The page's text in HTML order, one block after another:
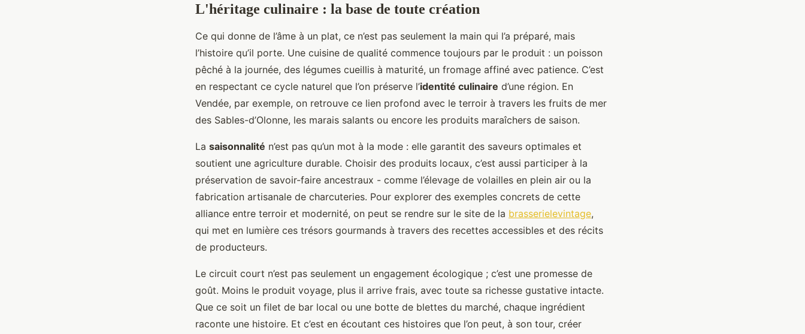
L'héritage culinaire : la base de toute création
Ce qui donne de l’âme à un plat, ce n’est pas seulement la main qui l’a préparé, mais
l’histoire qu’il porte. Une cuisine de qualité commence toujours par le produit : un poisson
pêché à la journée, des légumes cueillis à maturité, un fromage affiné avec patience. C’est
en respectant ce cycle naturel que l’on préserve l’identité culinaire d’une région. En
Vendée, par exemple, on retrouve ce lien profond avec le terroir à travers les fruits de mer
des Sables-d’Olonne, les marais salants ou encore les produits maraîchers de saison.
La saisonnalité n’est pas qu’un mot à la mode : elle garantit des saveurs optimales et
soutient une agriculture durable. Choisir des produits locaux, c’est aussi participer à la
préservation de savoir-faire ancestraux - comme l’élevage de volailles en plein air ou la
fabrication artisanale de charcuteries. Pour explorer des exemples concrets de cette
alliance entre terroir et modernité, on peut se rendre sur le site de la brasserielevintage,
qui met en lumière ces trésors gourmands à travers des recettes accessibles et des récits
de producteurs.
Le circuit court n’est pas seulement un engagement écologique ; c’est une promesse de
goût. Moins le produit voyage, plus il arrive frais, avec toute sa richesse gustative intacte.
Que ce soit un filet de bar local ou une botte de blettes du marché, chaque ingrédient
raconte une histoire. Et c’est en écoutant ces histoires que l’on peut, à son tour, créer